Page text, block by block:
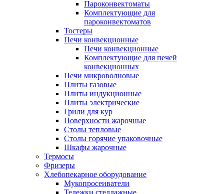
Пароконвектоматы
Комплектующие для
пароконвектоматов
Тостеры
Печи конвекционные
Печи конвекционные
Комплектующие для печей
конвекционных
Печи микроволновые
Плиты газовые
Плиты индукционные
Плиты электрические
Грили для кур
Поверхности жарочные
Столы тепловые
Столы горячие упаковочные
Шкафы жарочные
Термосы
Фризеры
Хлебопекарное оборудование
Мукопросеиватели
Тележки стеллажные